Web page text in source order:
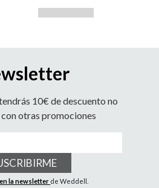
10€ de descuento no
otras promociones
la newsletter de Weddell.